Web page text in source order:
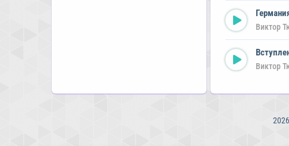
Виктор
Виктор